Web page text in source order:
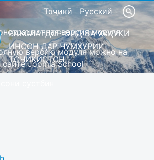
Тоҷикӣ Русский
версия модуля
версию модуля можно на
сайте Joomla School
сустбин
ВАКОЛАТДОР ОИД БА ҲУҚУҚИ
ИНСОН ДАР ҶУМҲУРИИ
ТОҶИКИСТОН